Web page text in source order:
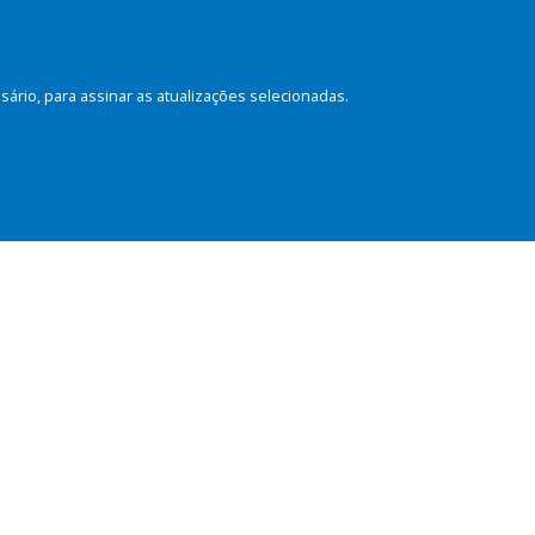
para assinar as atualizações selecionadas.